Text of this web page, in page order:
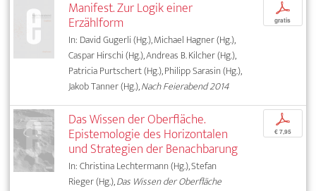
Manifest. Zur Logik einer
Erzählform
In: David Gugerli (Hg.), Michael Hagner (Hg.),
Caspar Hirschi (Hg.), Andreas B. Kilcher (Hg.),
Patricia Purtschert (Hg.), Philipp Sarasin (Hg.),
Jakob Tanner (Hg.),Nach Feierabend 2014
p
gratis
Das Wissen der Oberfläche.
Epistemologie des Horizontalen
und Strategien der Benachbarung
In: Christina Lechtermann (Hg.), Stefan
Rieger (Hg.),Das Wissen der Oberfläche
p
€ 7,95